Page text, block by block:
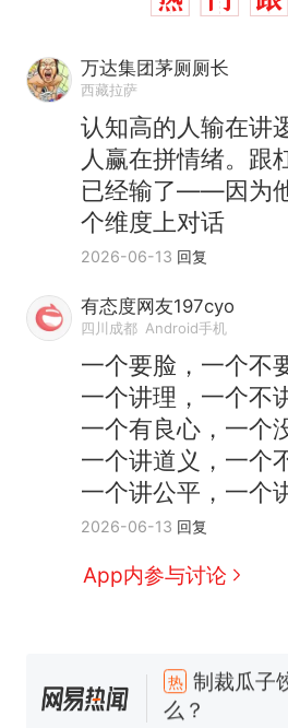
万达集团茅厕厕长
西藏拉萨
认知高的人输在讲
人赢在拼情绪。跟
已经输了——因为
个维度上对话
2026-06-13 回复
有态度网友197cyo
四川成都 Android手机
一个要脸，一个不
一个讲理，一个不
一个有良心，一个
一个讲道义，一个
一个讲公平，一个
2026-06-13 回复
App内参与讨论
新 费大厨“全
号，仅凭视